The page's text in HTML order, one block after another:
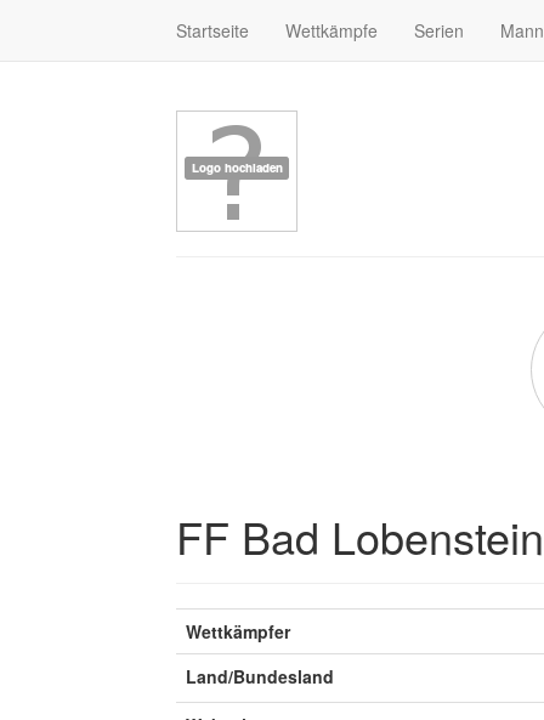
Startseite Wettkämpfe Serien
FF Bad Lobenstein
Wettkämpfer
Land/Bundesland